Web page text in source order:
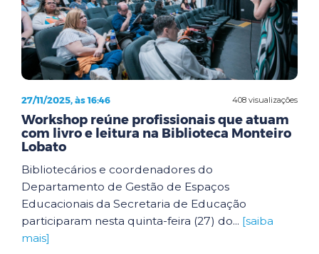
408 visualizações
27/11/2025, às 16:46
Workshop reúne profissionais que atuam
com livro e leitura na Biblioteca Monteiro
Lobato
Bibliotecários e coordenadores do
Departamento de Gestão de Espaços
Educacionais da Secretaria de Educação
participaram nesta quinta-feira (27) do... [saiba
mais]